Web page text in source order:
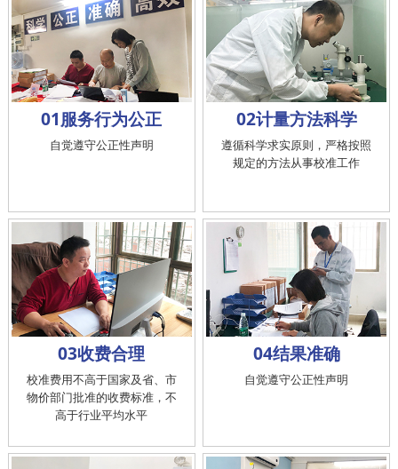
01服务行为公正
自觉遵守公正性声明
02计量方法科学
遵循科学求实原则，严格按照
规定的方法从事校准工作
03收费合理
校准费用不高于国家及省、市
物价部门批准的收费标准，不
高于行业平均水平
04结果准确
自觉遵守公正性声明